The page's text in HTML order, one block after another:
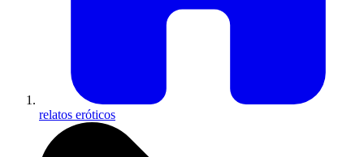
relatos eróticos